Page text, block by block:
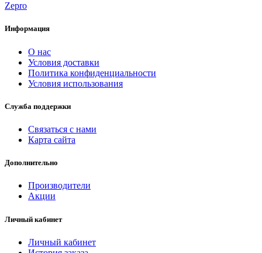
Zepro
Информация
О нас
Условия доставки
Политика конфиденциальности
Условия использования
Служба поддержки
Связаться с нами
Карта сайта
Дополнительно
Производители
Акции
Личный кабинет
Личный кабинет